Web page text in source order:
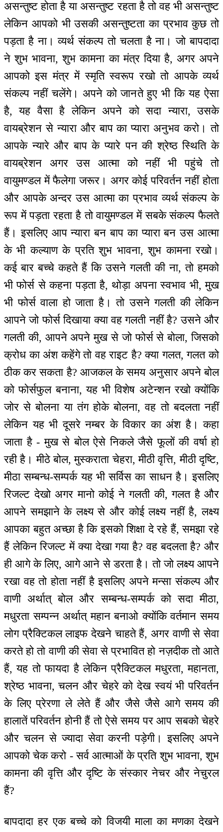
असन्तुष्ट होता है या असन्तुष्ट रहता है तो वह भी असन्तुष्ट
लेकिन आपको भी उसकी असन्तुष्टता का प्रभाव कुछ तो
पड़ता है ना। व्यर्थ संकल्प तो चलता है ना। जो बापदादा
ने शुभ भावना, शुभ कामना का मंत्र दिया है, अगर अपने
आपको इस मंत्र में स्मृति स्वरूप रखो तो आपके व्यर्थ
संकल्प नहीं चलेंगे। अपने को जानते हुए भी कि यह ऐसा
है, यह वैसा है लेकिन अपने को सदा न्यारा, उसके
वायब्रेशन से न्यारा और बाप का प्यारा अनुभव करो। तो
आपके न्यारे और बाप के प्यारे पन की श्रेष्ठ स्थिति के
वायब्रेशन अगर उस आत्मा को नहीं भी पहुंचे तो
वायुमण्डल में फैलेगा जरूर। अगर कोई परिवर्तन नहीं होता
और आपके अन्दर उस आत्मा का प्रभाव व्यर्थ संकल्प के
रूप में पड़ता रहता है तो वायुमण्डल में सबके संकल्प फैलते
हैं। इसलिए आप न्यारा बन बाप का प्यारा बन उस आत्मा
के भी कल्याण के प्रति शुभ भावना, शुभ कामना रखो।
कई बार बच्चे कहते हैं कि उसने गलती की ना, तो हमको
भी फोर्स से कहना पड़ता है, थोड़ा अपना स्वभाव भी, मुख
भी फोर्स वाला हो जाता है। तो उसने गलती की लेकिन
आपने जो फोर्स दिखाया क्या वह गलती नहीं है? उसने और
गलती की, आपने अपने मुख से जो फोर्स से बोला, जिसको
क्रोध का अंश कहेंगे तो वह राइट है? क्या गलत, गलत को
ठीक कर सकता है? आजकल के समय अनुसार अपने बोल
को फोर्सफुल बनाना, यह भी विशेष अटेन्शन रखो क्योंकि
जोर से बोलना या तंग होके बोलना, वह तो बदलता नहीं
लेकिन यह भी दूसरे नम्बर के विकार का अंश है। कहा
जाता है - मुख से बोल ऐसे निकले जैसे फूलों की वर्षा हो
रही है। मीठे बोल, मुस्कराता चेहरा, मीठी वृत्ति, मीठी दृष्टि,
मीठा सम्बन्ध-सम्पर्क यह भी सर्विस का साधन है। इसलिए
रिजल्ट देखो अगर मानो कोई ने गलती की, गलत है और
आपने समझाने के लक्ष्य से और कोई लक्ष्य नहीं है, लक्ष्य
आपका बहुत अच्छा है कि इसको शिक्षा दे रहे हैं, समझा रहे
हैं लेकिन रिजल्ट में क्या देखा गया है? वह बदलता है? और
ही आगे के लिए, आगे आने से डरता है। तो जो लक्ष्य आपने
रखा वह तो होता नहीं है इसलिए अपने मन्सा संकल्प और
वाणी अर्थात् बोल और सम्बन्ध-सम्पर्क को सदा मीठा,
मधुरता सम्पन्न अर्थात् महान बनाओ क्योंकि वर्तमान समय
लोग प्रैक्टिकल लाइफ देखने चाहते हैं, अगर वाणी से सेवा
करते हो तो वाणी की सेवा से प्रभावित हो नज़दीक तो आते
हैं, यह तो फायदा है लेकिन प्रैक्टिकल मधुरता, महानता,
श्रेष्ठ भावना, चलन और चेहरे को देख स्वयं भी परिवर्तन
के लिए प्रेरणा ले लेते हैं और जैसे जैसे आगे समय की
हालातें परिवर्तन होनी हैं तो ऐसे समय पर आप सबको चेहरे
और चलन से ज्यादा सेवा करनी पड़ेगी। इसलिए अपने
आपको चेक करो - सर्व आत्माओं के प्रति शुभ भावना, शुभ
कामना की वृत्ति और दृष्टि के संस्कार नेचर और नेचुरल
हैं?
बापदादा हर एक बच्चे को विजयी माला का मणका देखने